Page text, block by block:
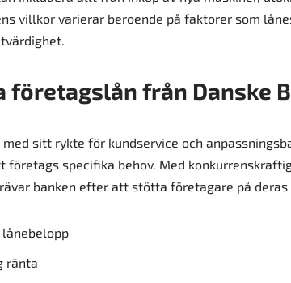
villkor varierar beroende på faktorer som
företagslån från Danske
med sitt rykte för kundservice och
företags specifika behov. Med
banken efter att stötta företagare på deras
lånebelopp
ränta